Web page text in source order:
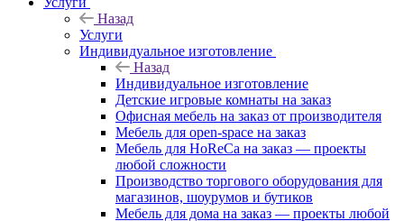
Назад
Услуги
Индивидуальное изготовление
Назад
Индивидуальное изготовление
Детские игровые комнаты на заказ
Офисная мебель на заказ от производителя
Мебель для open-space на заказ
Мебель для HoReCa на заказ — проекты
любой сложности
Производство торгового оборудования для
магазинов, шоурумов и бутиков
Мебель для дома на заказ — проекты любой